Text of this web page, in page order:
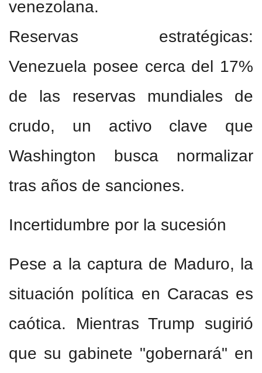
venezolana.
Reservas estratégicas:
Venezuela posee cerca del 17%
de las reservas mundiales de
crudo, un activo clave que
Washington busca normalizar
tras años de sanciones.
Incertidumbre por la sucesión
Pese a la captura de Maduro, la
situación política en Caracas es
caótica. Mientras Trump sugirió
que su gabinete "gobernará" en